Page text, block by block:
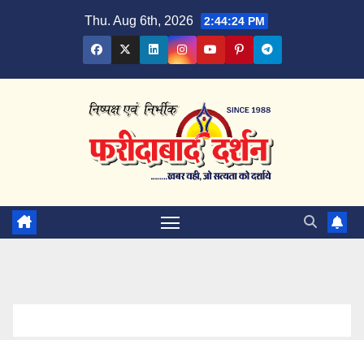
Thu. Aug 6th, 2026 2:44:25 PM